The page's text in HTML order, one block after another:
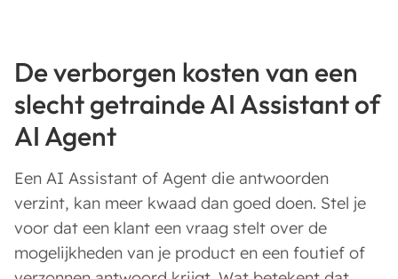
De verborgen kosten van een
slecht getrainde AI Assistant of
AI Agent
Een AI Assistant of Agent die antwoorden
verzint, kan meer kwaad dan goed doen. Stel je
voor dat een klant een vraag stelt over de
mogelijkheden van je product en een foutief of